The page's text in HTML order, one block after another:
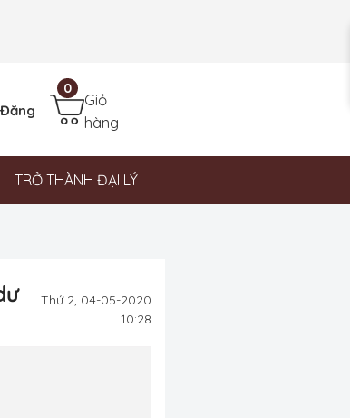
Đăng
Giỏ
hàng
0
TRỞ THÀNH ĐẠI LÝ
Thứ 2, 04-05-2020
10:28